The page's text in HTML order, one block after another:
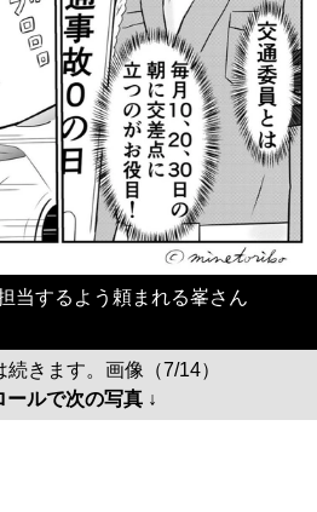
当するよう頼まれる峯さん
続きます。画像（7/14）
ールで次の写真 ↓